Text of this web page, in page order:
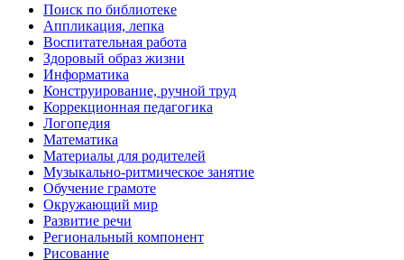
Поиск по библиотеке
Аппликация, лепка
Воспитательная работа
Здоровый образ жизни
Информатика
Конструирование, ручной труд
Коррекционная педагогика
Логопедия
Математика
Материалы для родителей
Музыкально-ритмическое занятие
Обучение грамоте
Окружающий мир
Развитие речи
Региональный компонент
Рисование